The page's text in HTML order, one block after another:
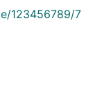
123456789/7